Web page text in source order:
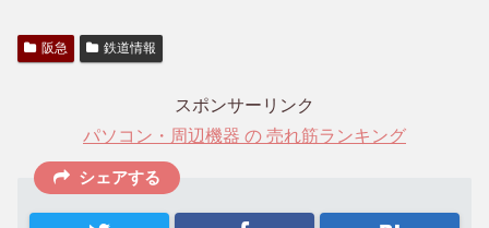
阪急 鉄道情報
スポンサーリンク
パソコン・周辺機器 の 売れ筋ランキング
シェアする